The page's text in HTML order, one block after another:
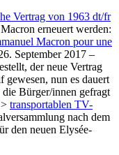
Vertrag von 1963 dt/fr
erneuert werden:
Macron pour une
September 2017 –
der neue Vertrag
gewesen, nun es dauert
Bürger/innen gefragt
transportablen TV-
nach dem
den neuen Elysée-